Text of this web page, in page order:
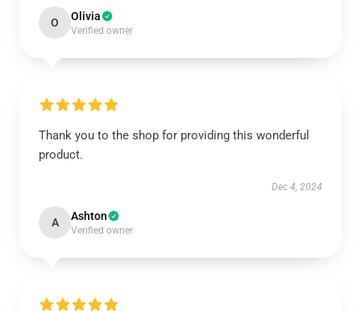
O Olivia
Verified owner
Thank you to the shop for providing this wonderful
product.
Dec 4, 2024
A Ashton
Verified owner